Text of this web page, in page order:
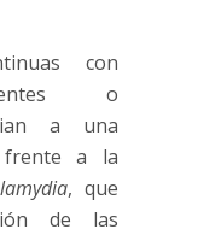
con
o
a una
frente a la
, que
de las